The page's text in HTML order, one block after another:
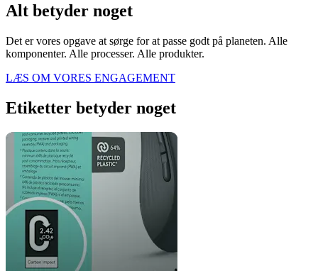
Alt betyder noget
Det er vores opgave at sørge for at passe godt på planeten. Alle
komponenter. Alle processer. Alle produkter.
LÆS OM VORES ENGAGEMENT
Etiketter betyder noget